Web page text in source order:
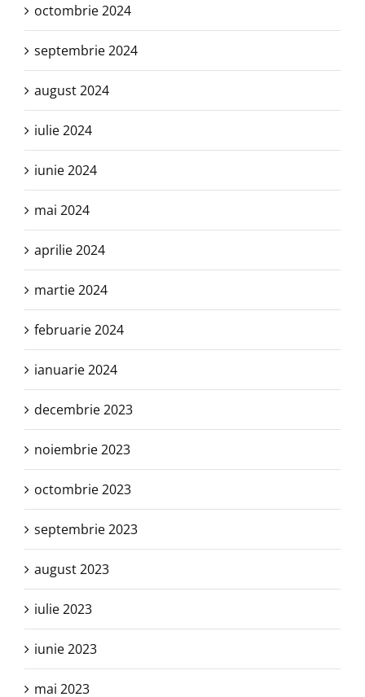
octombrie 2024
septembrie 2024
august 2024
iulie 2024
iunie 2024
mai 2024
aprilie 2024
martie 2024
februarie 2024
ianuarie 2024
decembrie 2023
noiembrie 2023
octombrie 2023
septembrie 2023
august 2023
iulie 2023
iunie 2023
mai 2023